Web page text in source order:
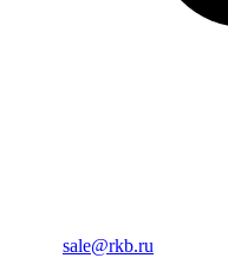
sale@rkb.ru